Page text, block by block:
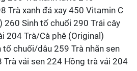
Trà xanh đá xay 450 Vitamin C
260 Sinh tố chuối 290 Trái cây
204 Trà/Cà phê (Original)
chuối/dâu 259 Trà nhãn sen
vải sen 224 Hồng trà vải 204